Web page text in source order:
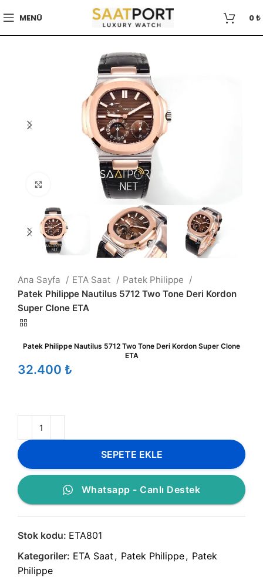
MENÜ 0₺
Büyütmek için tıklayın
Ana Sayfa ETA Saat
Patek Philippe
Patek Philippe Nautilus 5712 Two Tone Deri Kordon
Super Clone ETA
Patek Philippe Nautilus 5712 Two Tone Deri Kordon Super Clone
ETA
₺
SEPETE EKLE
Whatsapp - Canlı Destek
Stok kodu: ETA801
Kategoriler: ETA Saat , Patek Philippe, Patek
Philippe